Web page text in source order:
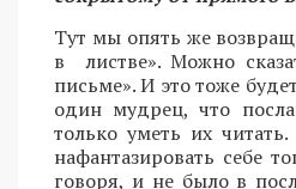
Тут мы опять же
в листве». Можно
письме». И это тоже
один мудрец, что
только уметь их
нафантазировать себе
говоря, и не было в